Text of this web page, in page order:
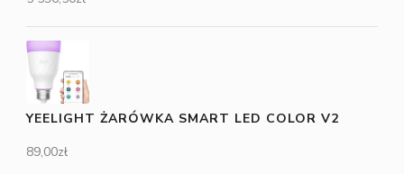
YEELIGHT ŻARÓWKA SMART LED COLOR V2
89,00zł